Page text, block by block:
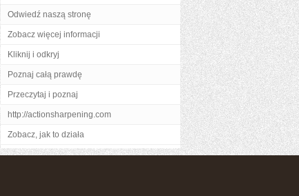
Odwiedź naszą stronę
Zobacz więcej informacji
Kliknij i odkryj
Poznaj całą prawdę
Przeczytaj i poznaj
http://actionsharpening.com
Zobacz, jak to działa